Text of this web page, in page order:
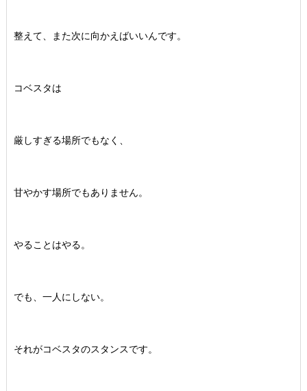
整えて、また次に向かえばいいんです。
コベスタは
厳しすぎる場所でもなく、
甘やかす場所でもありません。
やることはやる。
でも、一人にしない。
それがコベスタのスタンスです。